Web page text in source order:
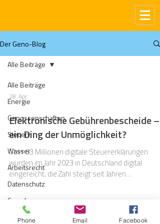
Der Geno-Blog
Alle Beiträge
Energie
Genossenschaften
Steuern
Wasser
Arbeitsrecht
Datenschutz
Compliance
Gas
Alle Beiträge
28. Apr.
Elektronische Gebührenbescheide –
ein Ding der Unmöglichkeit?
Über 63 Millionen digitale Steuererklärungen
wurden im Jahr 2023 in Deutschland digital
eingereicht; die Zahl steigt seit Jahren
kontinuierlich. Geht man davon aus, dass auf jede
Steuererklärung ein Steuerbescheid folgt,
erlassen die Finanzbehörden täglich rund 173.000
Bescheide. Und trotzdem stellen viele
Phone Email Facebook